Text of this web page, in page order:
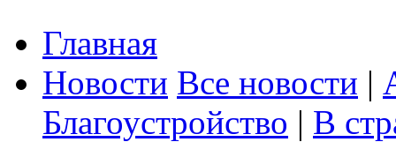
Главная
Новости Все новости |
Благоустройство | В